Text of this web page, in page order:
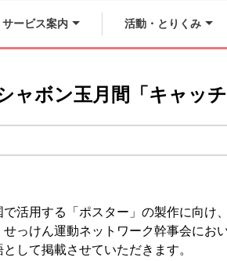
サービス案内 活動・とりくみ
ャボン玉月間「キャッ
活用する「ポスター」の製作に向け
っけん運動ネットワーク幹事会にお
して掲載させていただきます。